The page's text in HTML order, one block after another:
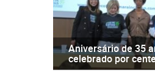
Aniversário de 35
celebrado por